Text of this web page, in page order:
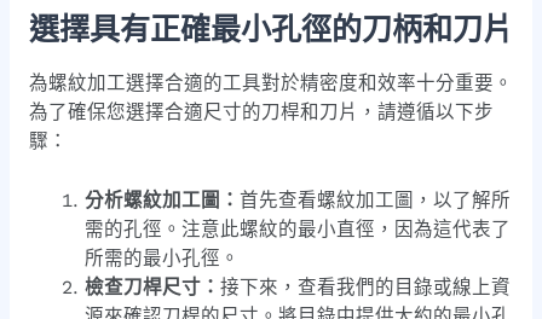
選擇具有正確最小孔徑的刀柄和刀片
為螺紋加工選擇合適的工具對於精密度和效率十分重要。
為了確保您選擇合適尺寸的刀桿和刀片，請遵循以下步
驟：
分析螺紋加工圖：首先查看螺紋加工圖，以了解所
需的孔徑。注意此螺紋的最小直徑，因為這代表了
所需的最小孔徑。
檢查刀桿尺寸：接下來，查看我們的目錄或線上資